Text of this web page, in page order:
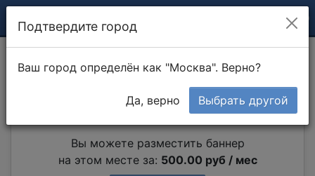
Обрезка деревьев
Вы можете разместить баннер
на этом месте за: 500.00 руб / мес
Подтвердите город
Ваш город определён как "Москва". Верно?
Да, верно Выбрать другой